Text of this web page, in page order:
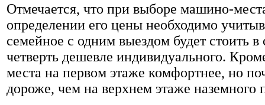
Отмечается, что при выборе машино-
определении его цены необходимо
семейное с одним выездом будет стоить в
четверть дешевле индивидуального.
места на первом этаже комфортнее, но
дороже, чем на верхнем этаже наземного